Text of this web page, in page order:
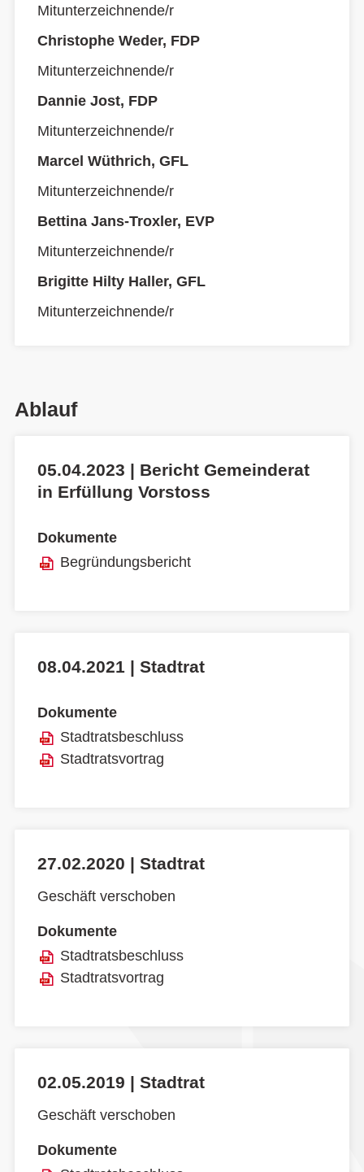
Mitunterzeichnende/r
Christophe Weder, FDP
Mitunterzeichnende/r
Dannie Jost, FDP
Mitunterzeichnende/r
Marcel Wüthrich, GFL
Mitunterzeichnende/r
Bettina Jans-Troxler, EVP
Mitunterzeichnende/r
Brigitte Hilty Haller, GFL
Mitunterzeichnende/r
Ablauf
05.04.2023 | Bericht Gemeinderat
in Erfüllung Vorstoss
Dokumente
Begründungsbericht
08.04.2021 | Stadtrat
Dokumente
Stadtratsbeschluss
Stadtratsvortrag
27.02.2020 | Stadtrat
Geschäft verschoben
Dokumente
Stadtratsbeschluss
Stadtratsvortrag
02.05.2019 | Stadtrat
Geschäft verschoben
Dokumente